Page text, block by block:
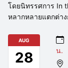
โดยนิทรรศการ In
หลากหลายแตกต่า
AUG
28
น.